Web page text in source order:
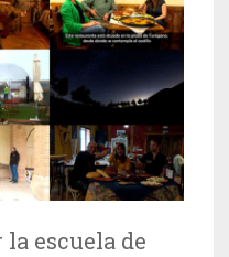
la escuela de